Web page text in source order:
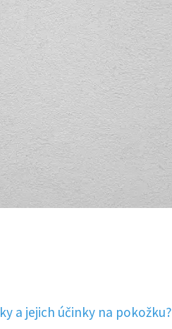
a jejich účinky na pokožku?